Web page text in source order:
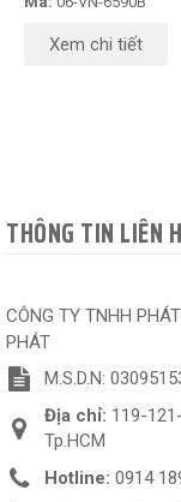
Xem chi tiết
THÔNG TIN LIÊN
CÔNG TY TNHH
PHÁT
M.S.D.N:
Địa chỉ: 119-
Tp.HCM
Hotline: 0914